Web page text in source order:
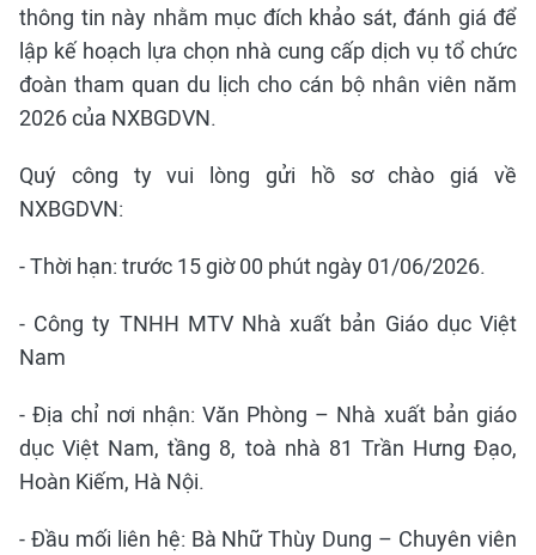
thông tin này nhằm mục đích khảo sát, đánh giá để
lập kế hoạch lựa chọn nhà cung cấp dịch vụ tổ chức
đoàn tham quan du lịch cho cán bộ nhân viên năm
2026 của NXBGDVN.
Quý công ty vui lòng gửi hồ sơ chào giá về
NXBGDVN:
- Thời hạn: trước 15 giờ 00 phút ngày 01/06/2026.
- Công ty TNHH MTV Nhà xuất bản Giáo dục Việt
Nam
- Địa chỉ nơi nhận: Văn Phòng – Nhà xuất bản giáo
dục Việt Nam, tầng 8, toà nhà 81 Trần Hưng Đạo,
Hoàn Kiếm, Hà Nội.
- Đầu mối liên hệ: Bà Nhữ Thùy Dung – Chuyên viên